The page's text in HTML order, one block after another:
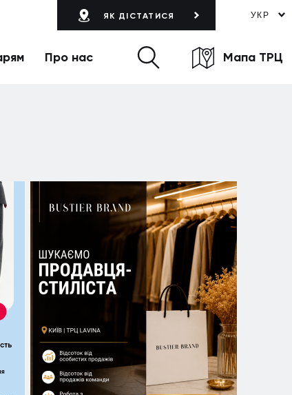
ЯК ДІСТАТИСЯ УКР
Про нас Мапа ТРЦ